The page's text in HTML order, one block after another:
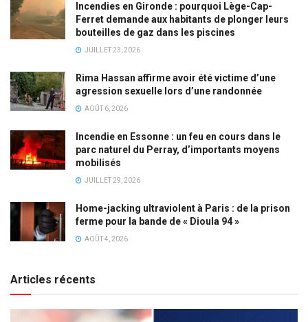
Incendies en Gironde : pourquoi Lège-Cap-
Ferret demande aux habitants de plonger leurs
bouteilles de gaz dans les piscines
JUILLET 23, 2026
Rima Hassan affirme avoir été victime d’une
agression sexuelle lors d’une randonnée
AOÛT 6, 2026
Incendie en Essonne : un feu en cours dans le
parc naturel du Perray, d’importants moyens
mobilisés
JUILLET 29, 2026
Home-jacking ultraviolent à Paris : de la prison
ferme pour la bande de « Dioula 94 »
AOÛT 4, 2026
Articles récents